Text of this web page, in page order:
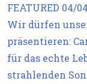
FEATURED 04/
Wir dürfen
präsentieren:
für das echte
strahlenden